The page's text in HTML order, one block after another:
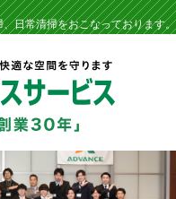
、日常清掃をおこなっております。